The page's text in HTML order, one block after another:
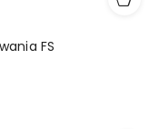
FS